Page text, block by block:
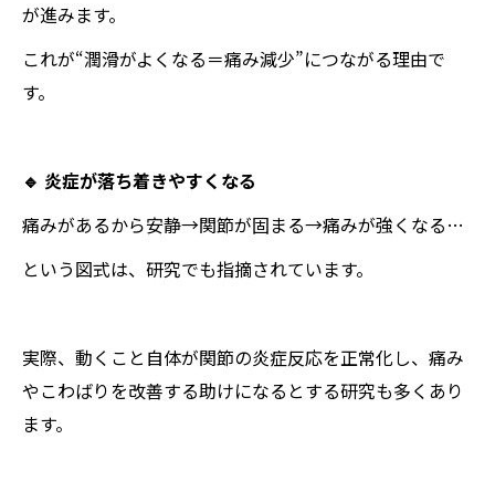
が進みます。
これが“潤滑がよくなる＝痛み減少”につながる理由で
す。
🔹 炎症が落ち着きやすくなる
痛みがあるから安静→関節が固まる→痛みが強くなる…
という図式は、研究でも指摘されています。
実際、動くこと自体が関節の炎症反応を正常化し、痛み
やこわばりを改善する助けになるとする研究も多くあり
ます。